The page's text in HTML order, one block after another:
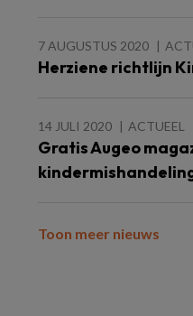
7 AUGUSTUS 2020
Herziene richtlijn
14 JULI 2020 ACTUEEL
Gratis Augeo
Toon meer nieuws